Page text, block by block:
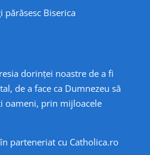
părăsesc Biserica
dorinței noastre de a fi
de a face ca Dumnezeu să
oameni, prin mijloacele
parteneriat cu Catholica.ro